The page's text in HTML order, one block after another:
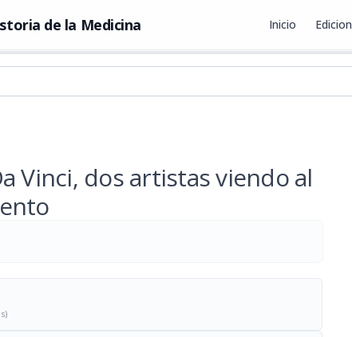
de la Medicina Inicio
Vinci, dos artistas viendo al